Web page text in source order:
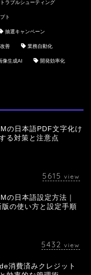
トラブルシューティング
ト
抽選キャンペーン
善 業務自動化
像生成AI 開発効率化
の日本語PDF文字化け
る対策と注意点
5615 view
の日本語設定方法｜
の使い方と設定手順
5432 view
消費済みクレジット
会社概要
採用情報